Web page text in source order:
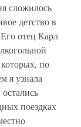
сложилось
детство в
отец Карл
по
я узнала
поездках